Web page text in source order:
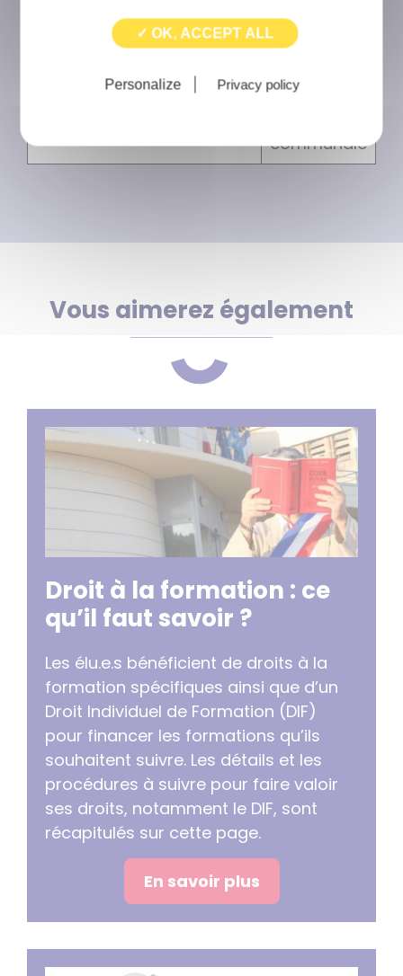
communaux
Plus de 700 élu.e.s
communaux
communale
Vous aimerez également
Droit à la formation : ce
qu’il faut savoir ?
Les élu.e.s bénéficient de droits à la
formation spécifiques ainsi que d’un
Droit Individuel de Formation (DIF)
pour financer les formations qu’ils
souhaitent suivre. Les détails et les
procédures à suivre pour faire valoir
ses droits, notamment le DIF, sont
récapitulés sur cette page.
En savoir plus
✓ OK, ACCEPT ALL
Personalize Privacy policy